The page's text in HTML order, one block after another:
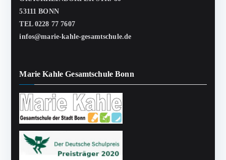
53111 BONN
TEL 0228 77 7607
infos@marie-kahle-gesamtschule.de
Marie Kahle Gesamtschule Bonn